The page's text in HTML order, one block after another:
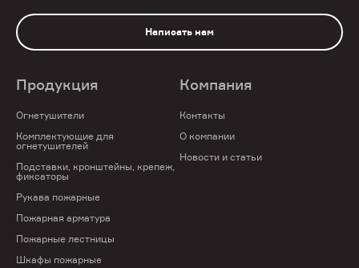
Написать нам
Продукция
Огнетушители
Комплектующие для
огнетушителей
Подставки, кронштейны, крепеж,
фиксаторы
Рукава пожарные
Пожарная арматура
Пожарные лестницы
Шкафы пожарные
Компания
Контакты
О компании
Новости и статьи